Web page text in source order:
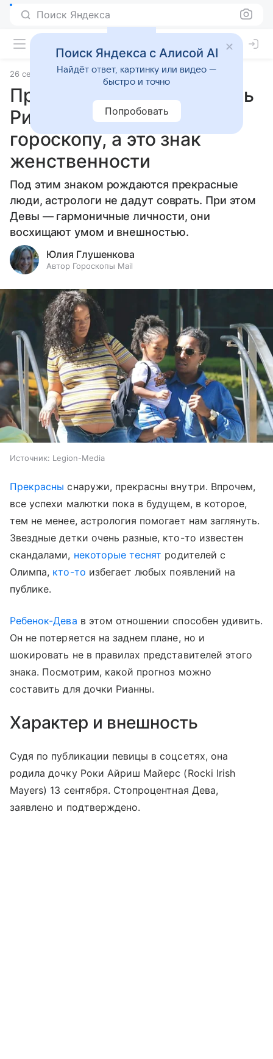
Поиск Яндекса
26 сентября 2025 Источник:Гороскопы Mail Статьи
Принцесса родилась: дочь
Рианны — Дева по
гороскопу, а это знак
женственности
Под этим знаком рождаются прекрасные
люди, астрологи не дадут соврать. При этом
Девы — гармоничные личности, они
восхищают умом и внешностью.
Юлия Глушенкова
Автор Гороскопы Mail
Источник: Legion-Media
Прекрасны снаружи, прекрасны внутри. Впрочем,
все успехи малютки пока в будущем, в которое,
тем не менее, астрология помогает нам заглянуть.
Звездные детки очень разные, кто-то известен
скандалами, некоторые теснят родителей с
Олимпа, кто-то избегает любых появлений на
публике.
Ребенок-Дева в этом отношении способен удивить.
Он не потеряется на заднем плане, но и
шокировать не в правилах представителей этого
знака. Посмотрим, какой прогноз можно
составить для дочки Рианны.
Характер и внешность
Судя по публикации певицы в соцсетях, она
родила дочку Роки Айриш Майерс (Rocki Irish
Mayers) 13 сентября. Стопроцентная Дева,
заявлено и подтверждено.
Поиск Яндекса с Алисой AI
Найдёт ответ, картинку или видео —
быстро и точно
Попробовать